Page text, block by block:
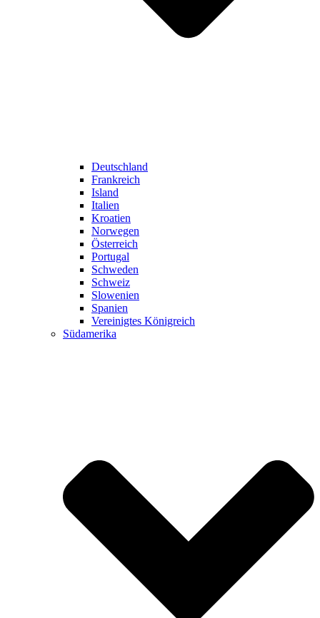
Deutschland
Frankreich
Island
Italien
Kroatien
Norwegen
Österreich
Portugal
Schweden
Schweiz
Slowenien
Spanien
Vereinigtes Königreich
Südamerika